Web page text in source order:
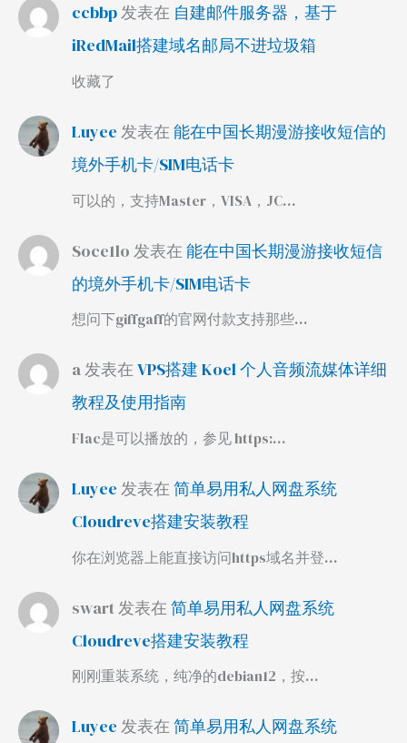
ccbbp发表在 自建邮件服务器，基于
iRedMail搭建域名邮局不进垃圾箱
收藏了
Luyee 发表在 能在中国长期漫游接收短信的
境外手机卡/SIM电话卡
可以的，支持Master，VISA，JC…
Soce1lo 发表在 能在中国长期漫游接收短信
的境外手机卡/SIM电话卡
想问下giffgaff的官网付款支持那些…
a发表在VPS搭建 Koel 个人音频流媒体详细
教程及使用指南
Flac是可以播放的，参见 https:…
Luyee 发表在简单易用私人网盘系统
Cloudreve搭建安装教程
你在浏览器上能直接访问https域名并登…
swart发表在 简单易用私人网盘系统
Cloudreve搭建安装教程
刚刚重装系统，纯净的debian12，按…
Luyee 发表在简单易用私人网盘系统